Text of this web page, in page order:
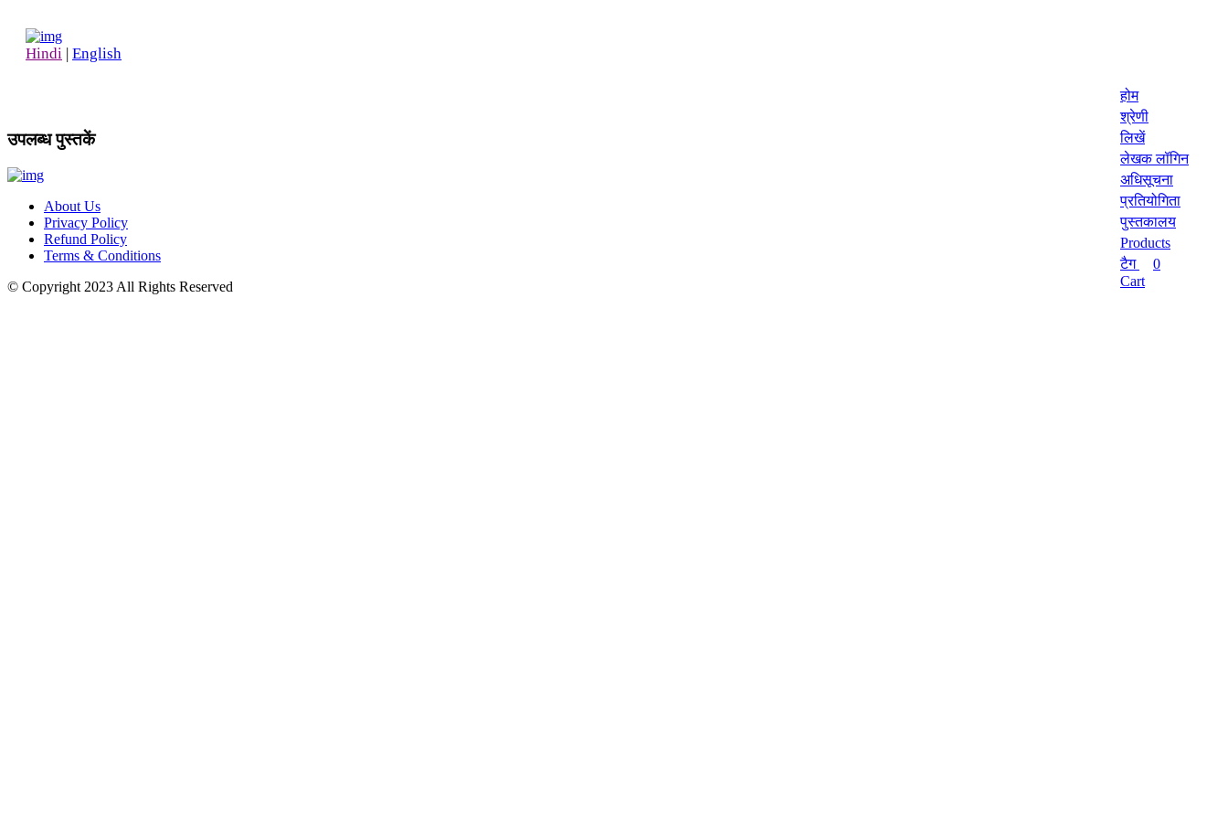
Hindi | English
होम
श्रेणी
लिखें
लेखक लॉगिन
अधिसूचना
प्रतियोगिता
पुस्तकालय
Products
टैग
0
Cart
उपलब्ध पुस्तकें
About Us
Privacy Policy
Refund Policy
Terms & Conditions
© Copyright 2023 All Rights Reserved